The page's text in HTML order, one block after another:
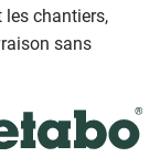
chantiers,
sans